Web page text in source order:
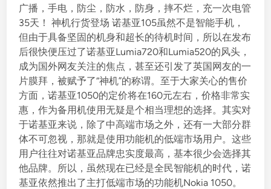
广播，手电，防尘，防水，防身，摔不烂，充一次电管
35天！ 神机行货登场 诺基亚105虽然不是智能手机，
但由于具备坚固的机身和超长的待机时间，所以在发布
后很快便压过了诺基亚Lumia720和Lumia520的风头，
成为国外网友关注的焦点，甚至还引发了英国网友的一
片膜拜，被赋予了“神机”的称谓。至于大家关心的售价
方面，诺基亚1050的定价将在160元左右，价格非常实
惠，作为备用机使用无疑是个相当理想的选择。其实对
于诺基亚来说，除了中高端市场之外，还有一大部分群
体不可忽视，那就是使用功能机的低端市场用户。这些
用户往往对诺基亚品牌忠实度最高，基本很少会选择其
他品牌。所以，虽然现在已经是全民智能机的时代，诺
基亚依然推出了主打低端市场的功能机Nokia 1050。